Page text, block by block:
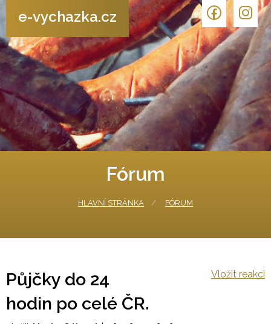
e-vychazka.cz
Fórum
HLAVNÍ STRÁNKA FÓRUM
Půjčky do 24
hodin po celé ČR.
Vložit reakci